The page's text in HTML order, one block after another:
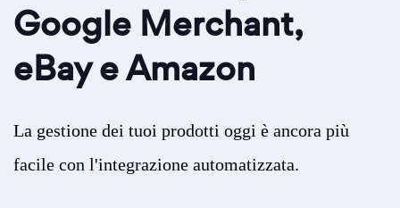
Google Merchant,
eBay e Amazon
La gestione dei tuoi prodotti oggi è ancora più
facile con l'integrazione automatizzata.